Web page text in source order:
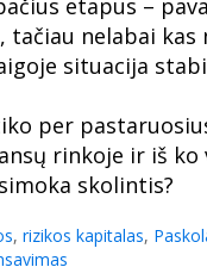
etapus –
tačiau nelabai
situacija
per
rinkoje ir iš ko
skolintis?
, rizikos kapitalas,